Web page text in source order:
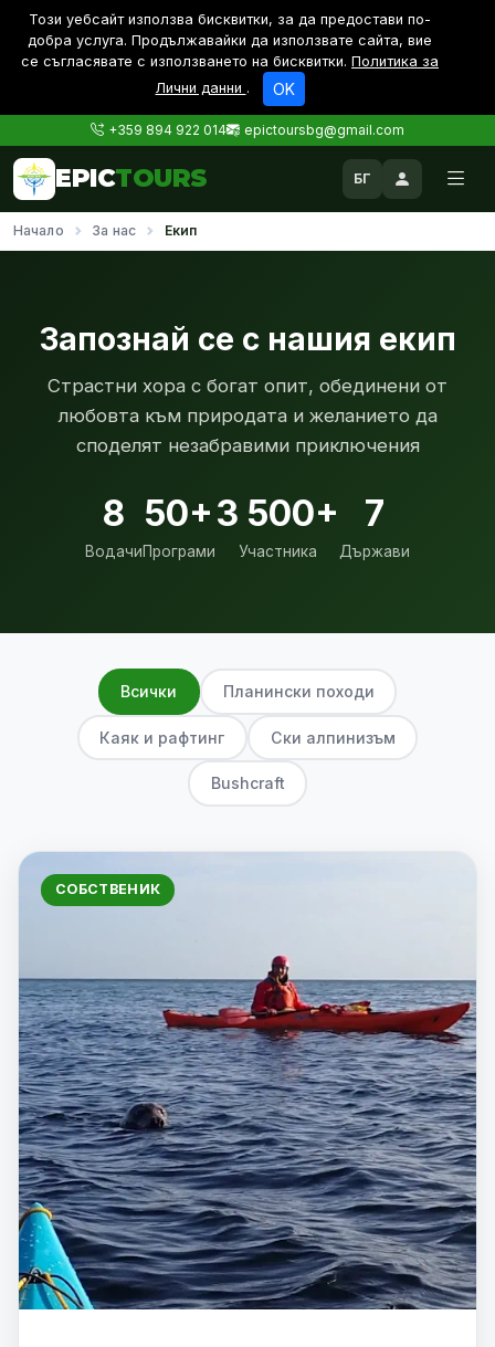
Този уебсайт използва бисквитки, за да предостави по-
дoбра услуга. Продължавайки да използвате сайта, вие
се съгласявате с използването на бисквитки. Политика за
Лични данни . OK
+359 894 922 014 epictoursbg@gmail.com
EPICTOURS БГ
Начало За нас Екип
Запознай се с нашия екип
Страстни хора с богат опит, обединени от
любовта към природата и желанието да
споделят незабравими приключения
8
Водачи
50+
Програми
3 500+
Участника
7
Държави
Всички Планински походи
Каяк и рафтинг Ски алпинизъм
Bushcraft
СОБСТВЕНИК